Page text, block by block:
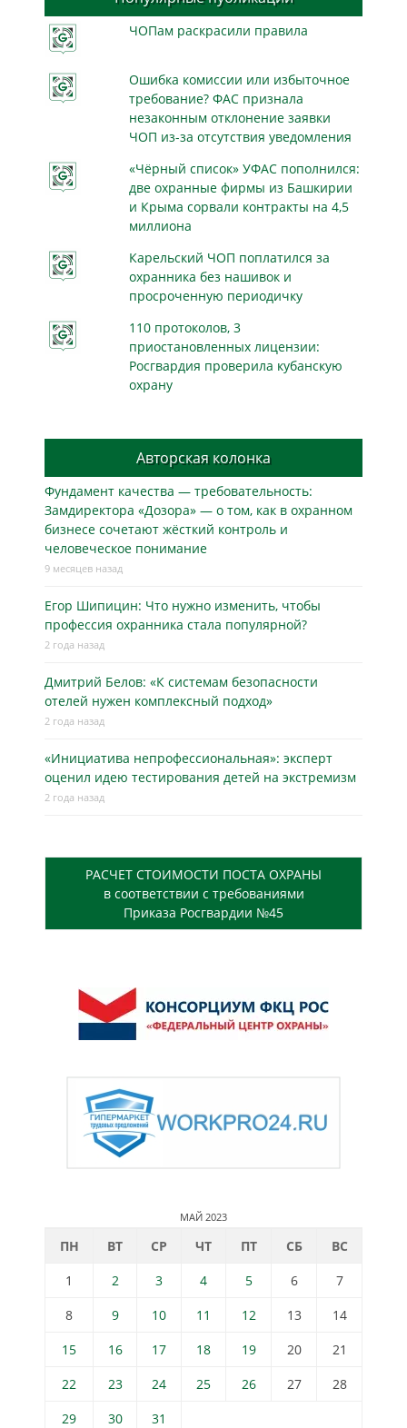
ЧОПам раскрасили правила
Ошибка комиссии или избыточное
требование? ФАС признала
незаконным отклонение заявки
ЧОП из-за отсутствия уведомления
«Чёрный список» УФАС пополнился:
две охранные фирмы из Башкирии
и Крыма сорвали контракты на 4,5
миллиона
Карельский ЧОП поплатился за
охранника без нашивок и
просроченную периодичку
110 протоколов, 3
приостановленных лицензии:
Росгвардия проверила кубанскую
охрану
Авторская колонка
Фундамент качества — требовательность:
Замдиректора «Дозора» — о том, как в охранном
бизнесe сочетают жёсткий контроль и
человеческое понимание
9 месяцев назад
Егор Шипицин: Что нужно изменить, чтобы
профессия охранника стала популярной?
2 года назад
Дмитрий Белов: «К системам безопасности
отелей нужен комплексный подход»
2 года назад
«Инициатива непрофессиональная»: эксперт
оценил идею тестирования детей на экстремизм
2 года назад
РАСЧЕТ СТОИМОСТИ ПОСТА ОХРАНЫ
в соответствии с требованиями
Приказа Росгвардии №45
МАЙ 2023
ПН ВТ СР ЧТ ПТ СБ
ВС
1
2 3 4 5 6
7
8
9 10 11 12 13
14
15
16 17 18 19 20
21
22
23 24 25 26 27
28
29
30 31